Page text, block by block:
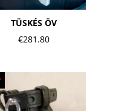
TÜSKÉS ÖV
€281.80